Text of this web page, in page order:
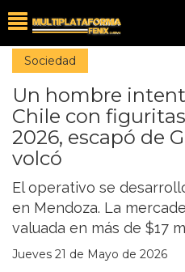
Sociedad
Un hombre
Chile con
2026, escapó de
volcó
El operativo se
en Mendoza. La
valuada en más de $17
Jueves 21 de Mayo de 2026